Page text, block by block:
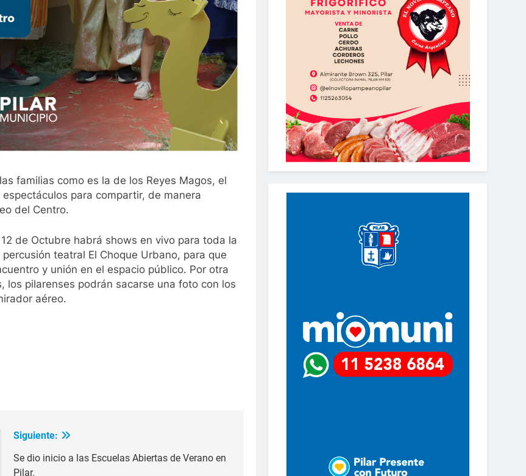
familias como es la de los Reyes Magos, el
para compartir, de manera
del Centro.
de Octubre habrá shows en vivo para toda la
teatral El Choque Urbano, para que
y unión en el espacio público. Por otra
los pilarenses podrán sacarse una foto con los
aéreo.
Siguiente:
Se dio inicio a las Escuelas Abiertas de Verano en
Pilar.